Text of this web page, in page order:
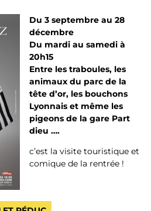
Du 3 septembre au 28
décembre
Du mardi au samedi à
20h15
Entre les traboules, les
animaux du parc de la
tête d’or, les bouchons
Lyonnais et même les
pigeons de la gare Part
dieu ….
c’est la visite touristique et
comique de la rentrée !